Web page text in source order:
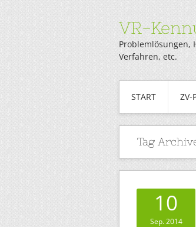
VR-
Problemlösungen,
Verfahren, etc.
START ZV-
Tag
10
Sep. 2014